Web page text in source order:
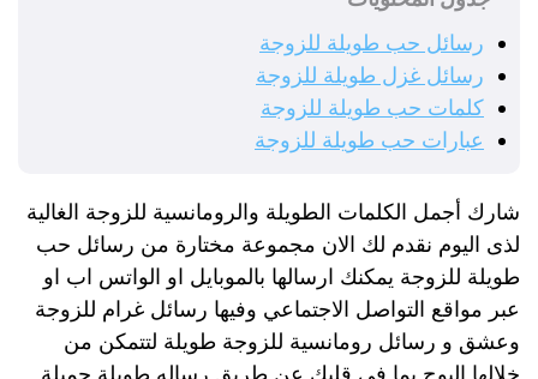
رسائل حب طويلة للزوجة
رسائل غزل طويلة للزوجة
كلمات حب طويلة للزوجة
عبارات حب طويلة للزوجة
شارك أجمل الكلمات الطويلة والرومانسية للزوجة الغالية
لذى اليوم نقدم لك الان مجموعة مختارة من رسائل حب
طويلة للزوجة يمكنك ارسالها بالموبايل او الواتس اب او
عبر مواقع التواصل الاجتماعي وفيها رسائل غرام للزوجة
وعشق و رسائل رومانسية للزوجة طويلة لتتمكن من